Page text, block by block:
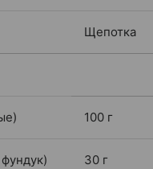
Щепотка
100 г
30 г